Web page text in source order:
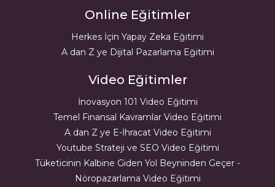
Online Eğitimler
Herkes İçin Yapay Zeka Eğitimi
A dan Z ye Dijital Pazarlama Eğitimi
Video Eğitimler
İnovasyon 101 Video Eğitimi
Temel Finansal Kavramlar Video Eğitimi
A dan Z ye E-İhracat Video Eğitimi
Youtube Strateji ve SEO Video Eğitimi
Tüketicinin Kalbine Giden Yol Beyninden Geçer -
Nöropazarlama Video Eğitimi